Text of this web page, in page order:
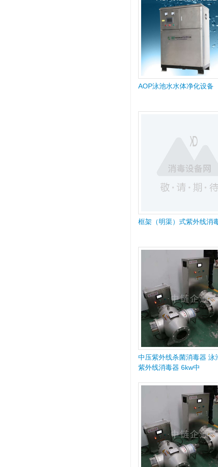
AOP泳池水水体净化设备
框架（明渠）式紫外线消
中压紫外线杀菌消毒器 泳
紫外线消毒器 6kw中